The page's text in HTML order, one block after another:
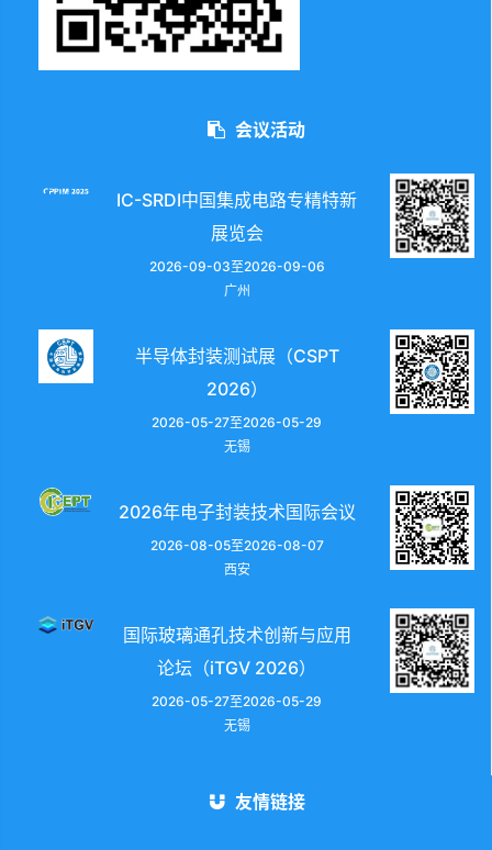
会议活动
IC-SRDI中国集成电路专精特新
展览会
2026-09-03至2026-09-06
广州
半导体封装测试展（CSPT
2026）
2026-05-27至2026-05-29
无锡
2026年电子封装技术国际会议
2026-08-05至2026-08-07
西安
国际玻璃通孔技术创新与应用
论坛（iTGV 2026）
2026-05-27至2026-05-29
无锡
友情链接